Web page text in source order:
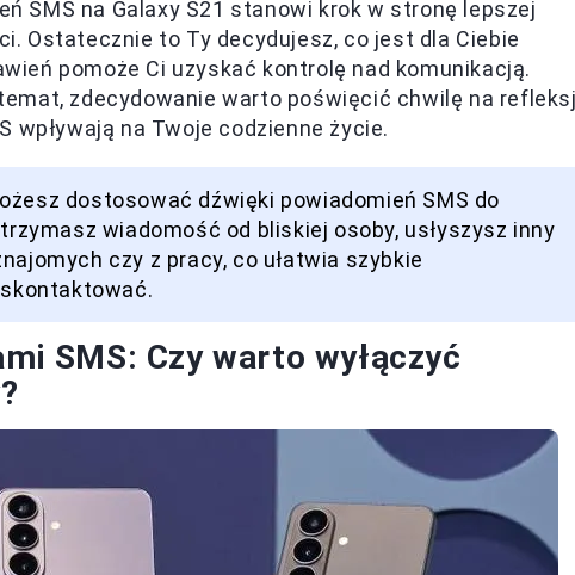
SMS na Galaxy S21 stanowi krok w stronę lepszej
Ostatecznie to Ty decydujesz, co jest dla Ciebie
pomoże Ci uzyskać kontrolę nad komunikacją.
zdecydowanie warto poświęcić chwilę na
wpływają na Twoje codzienne życie.
dostosować dźwięki powiadomień SMS do
wiadomość od bliskiej osoby, usłyszysz inny
czy z pracy, co ułatwia szybkie
SMS: Czy warto wyłączyć